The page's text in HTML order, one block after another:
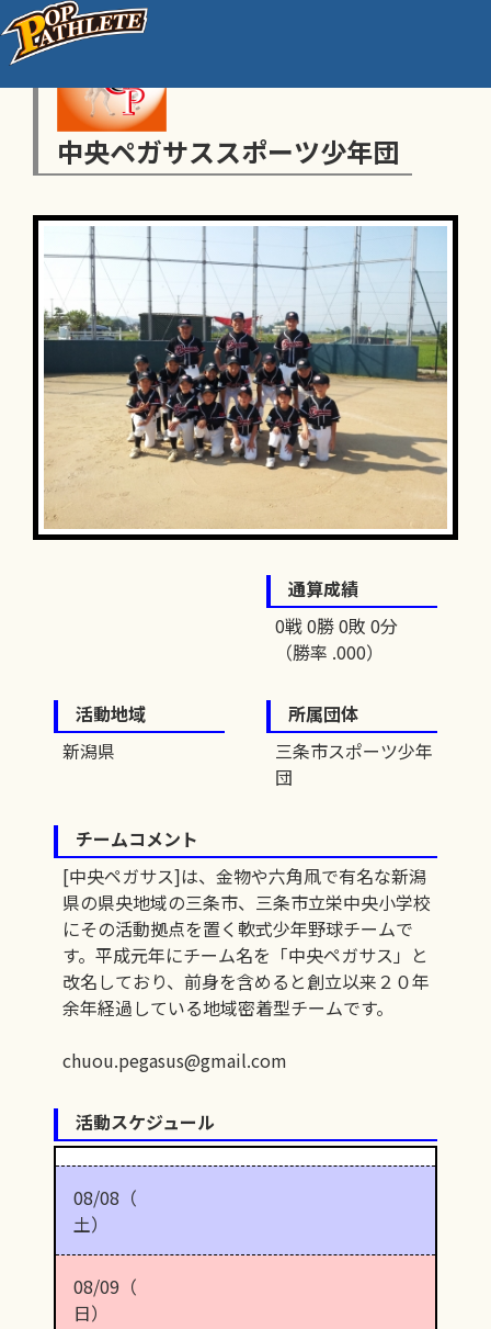
中央ペガサススポーツ少年団
通算成績
0戦 0勝 0敗 0分
（勝率 .000）
活動地域
新潟県
所属団体
三条市スポーツ少年
団
チームコメント
[中央ペガサス]は、金物や六角凧で有名な新潟
県の県央地域の三条市、三条市立栄中央小学校
にその活動拠点を置く軟式少年野球チームで
す。平成元年にチーム名を「中央ペガサス」と
改名しており、前身を含めると創立以来２０年
余年経過している地域密着型チームです。
chuou.pegasus@gmail.com
活動スケジュール
08/08（
土）
08/09（
日）